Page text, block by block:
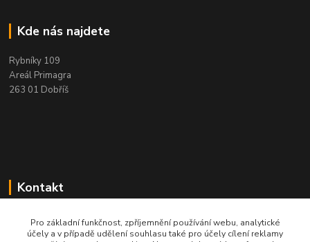
Kde nás najdete
Rybníky 109
Areál Primagra
263 01 Dobříš
Kontakt
+420 284 811 501
Po - Pá, 8:00-16:30
Pro základní funkčnost, zpříjemnění používání webu, analytické
účely a v případě udělení souhlasu také pro účely cílení reklamy